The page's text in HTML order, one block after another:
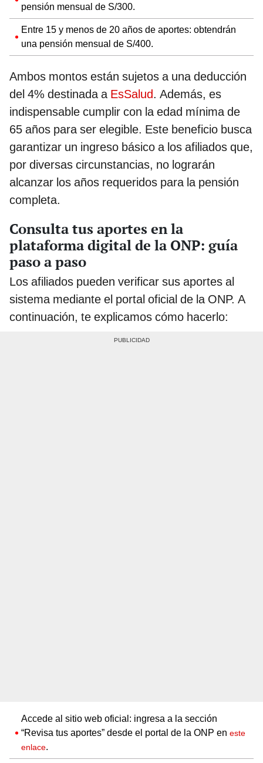
pensión mensual de S/300.
Entre 15 y menos de 20 años de aportes: obtendrán
una pensión mensual de S/400.
Ambos montos están sujetos a una deducción
del 4% destinada a EsSalud. Además, es
indispensable cumplir con la edad mínima de
65 años para ser elegible. Este beneficio busca
garantizar un ingreso básico a los afiliados que,
por diversas circunstancias, no lograrán
alcanzar los años requeridos para la pensión
completa.
Consulta tus aportes en la
plataforma digital de la ONP: guía
paso a paso
Los afiliados pueden verificar sus aportes al
sistema mediante el portal oficial de la ONP. A
continuación, te explicamos cómo hacerlo:
Accede al sitio web oficial: ingresa a la sección
“Revisa tus aportes” desde el portal de la ONP en este
enlace.